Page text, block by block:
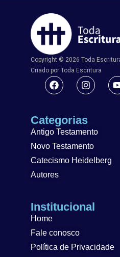
Copyright © 2026 Toda
Criado por Toda Escritura
Categorias
Antigo Testamento
Novo Testamento
Catecismo Heidelberg
Autores
Institucional
Home
Fale conosco
Política de Privacidade